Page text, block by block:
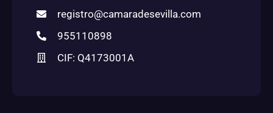
registro@camaradesevilla.com
955110898
CIF: Q4173001A